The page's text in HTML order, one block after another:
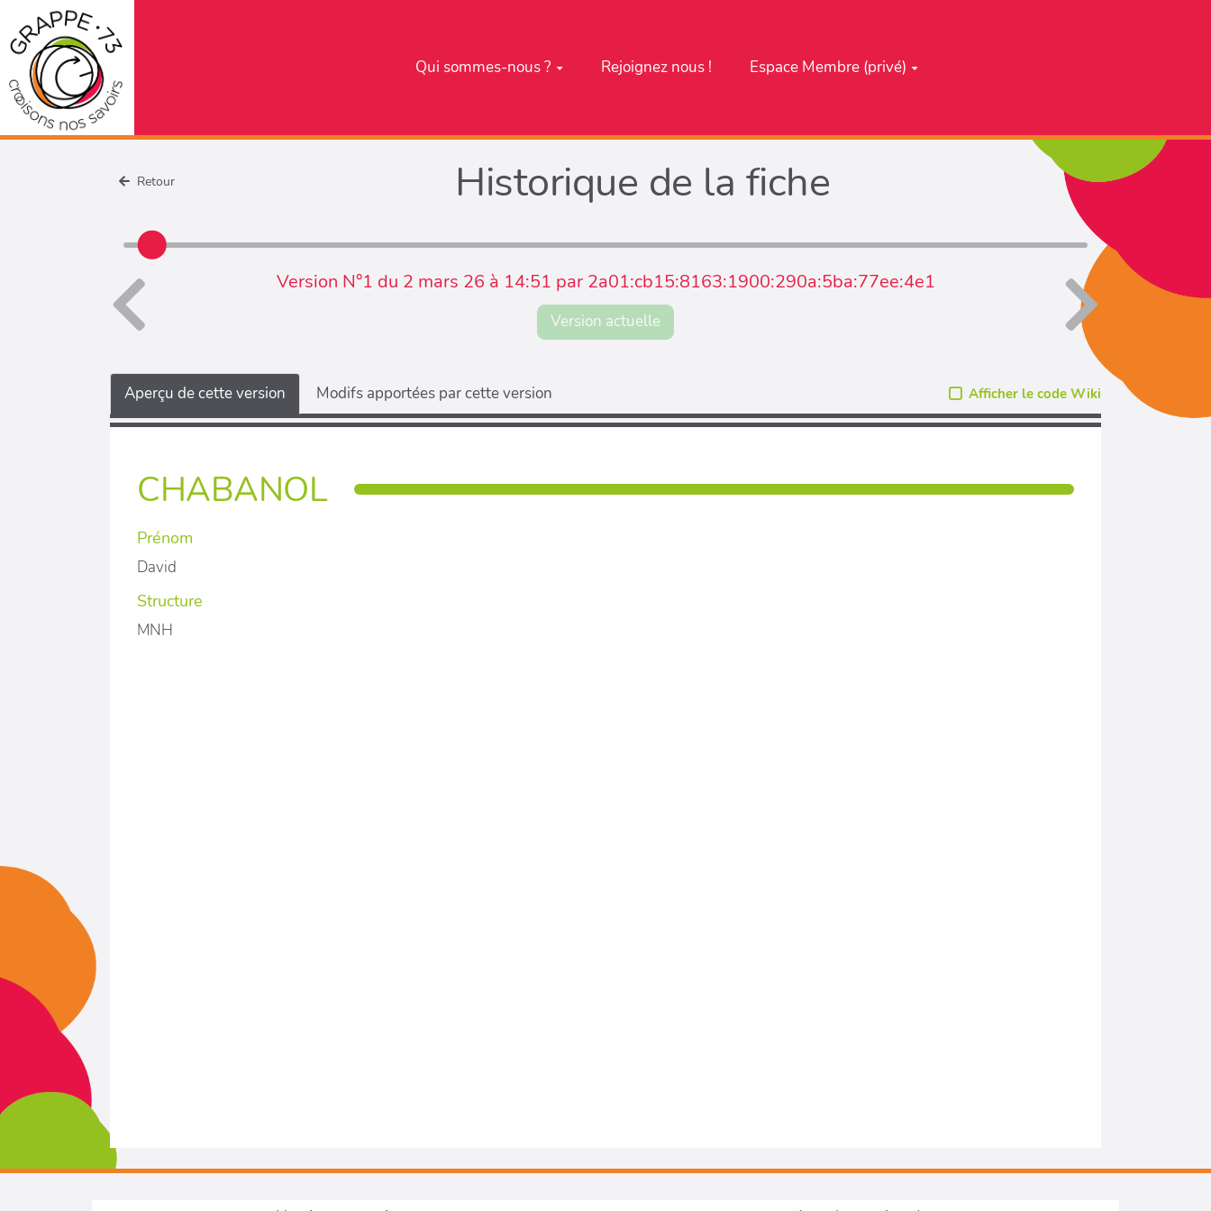
Qui sommes-nous ? Rejoignez nous ! Espace Membre (privé)
Retour Historique de la fiche
Version N°1 du 2 mars 26 à 14:51 par 2a01:cb15:8163:1900:290a:5ba:77ee:4e1
Version actuelle
Aperçu de cette version Modifs apportées par cette version Afficher le code Wiki
CHABANOL
Prénom
David
Structure
MNH